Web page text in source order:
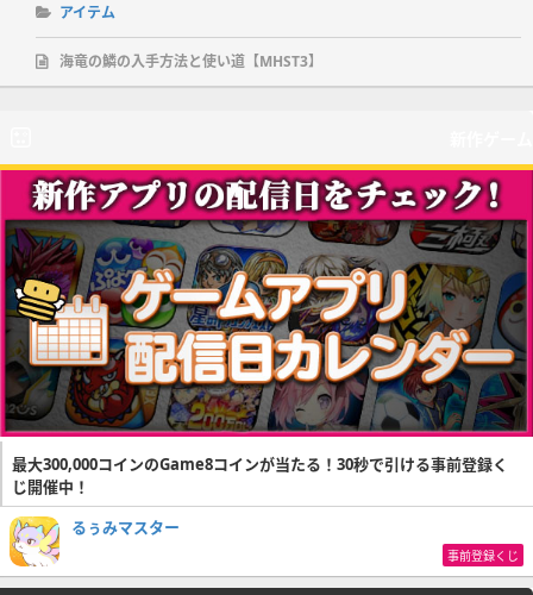
アイテム
海竜の鱗の入手方法と使い道【MHST3】
最大300,000コインのGame8コインが当たる！30秒で引ける事前登録く
じ開催中！
るぅみマスター
事前登録くじ